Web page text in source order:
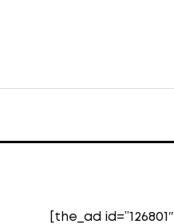
[the_ad id=”126801″]